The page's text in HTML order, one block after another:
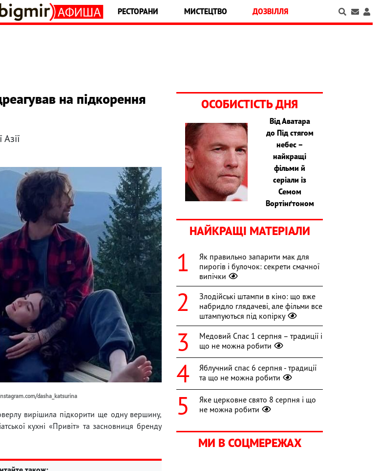
РЕСТОРАНИ МИСТЕЦТВО ДОЗВІЛЛЯ
на підкорення
dasha_katsurina
вирішила підкорити ще одну вершину,
кухні «Привіт» та засновниця бренду
ОСОБИСТІСТЬ ДНЯ
Від Аватара
до Під стягом
небес –
найкращі
фільми й
серіали із
Семом
Вортінґтоном
НАЙКРАЩІ МАТЕРІАЛИ
Як правильно запарити мак для
пирогів і булочок: секрети смачної
випічки
Злодійські штампи в кіно: що вже
набридло глядачеві, але фільми все
штампуються під копірку
Медовий Спас 1 серпня – традиції і
що не можна робити
Яблучний спас 6 серпня - традиції
та що не можна робити
Яке церковне свято 8 серпня і що
не можна робити
МИ В СОЦМЕРЕЖАХ